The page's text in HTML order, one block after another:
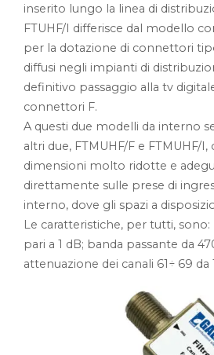
inserito lungo la linea di
FTUHF/I differisce dal modello
per la dotazione di connettori
diffusi negli impianti di
definitivo passaggio alla tv
connettori F.
A questi due modelli da interno
altri due, FTMUHF/F e FTMUHF/I,
dimensioni molto ridotte e
direttamente sulle prese di
interno, dove gli spazi a
Le caratteristiche, per tutti,
pari a 1 dB; banda passante da
attenuazione dei canali 61÷ 69 da